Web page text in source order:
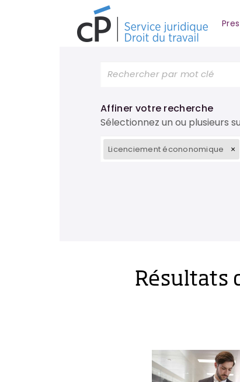
Affiner votre recherche
Sélectionnez un ou plusieurs
Licenciement écononomique
Résultats